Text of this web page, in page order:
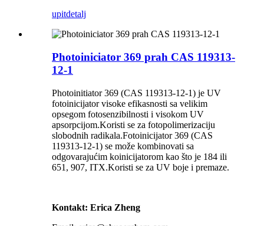
upitdetalj
Photoiniciator 369 prah CAS 119313-
12-1
Photoinitiator 369 (CAS 119313-12-1) je UV
fotoinicijator visoke efikasnosti sa velikim
opsegom fotosenzibilnosti i visokom UV
apsorpcijom.Koristi se za fotopolimerizaciju
slobodnih radikala.Fotoinicijator 369 (CAS
119313-12-1) se može kombinovati sa
odgovarajućim koinicijatorom kao što je 184 ili
651, 907, ITX.Koristi se za UV boje i premaze.
Kontakt: Erica Zheng